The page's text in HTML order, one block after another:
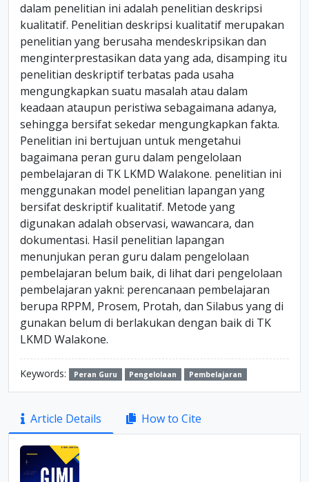
dalam penelitian ini adalah penelitian deskripsi
kualitatif. Penelitian deskripsi kualitatif merupakan
penelitian yang berusaha mendeskripsikan dan
menginterprestasikan data yang ada, disamping itu
penelitian deskriptif terbatas pada usaha
mengungkapkan suatu masalah atau dalam
keadaan ataupun peristiwa sebagaimana adanya,
sehingga bersifat sekedar mengungkapkan fakta.
Penelitian ini bertujuan untuk mengetahui
bagaimana peran guru dalam pengelolaan
pembelajaran di TK LKMD Walakone. penelitian ini
menggunakan model penelitian lapangan yang
bersifat deskriptif kualitatif. Metode yang
digunakan adalah observasi, wawancara, dan
dokumentasi. Hasil penelitian lapangan
menunjukan peran guru dalam pengelolaan
pembelajaran belum baik, di lihat dari pengelolaan
pembelajaran yakni: perencanaan pembelajaran
berupa RPPM, Prosem, Protah, dan Silabus yang di
gunakan belum di berlakukan dengan baik di TK
LKMD Walakone.
Keywords: Peran Guru Pengelolaan Pembelajaran
Article
Sidebar
Article Details How to Cite